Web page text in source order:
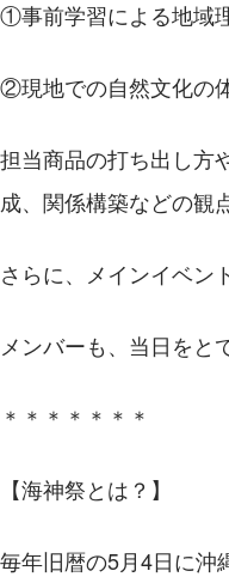
①事前学習による地域
②現地での自然文化の
担当商品の打ち出し方
成、関係構築などの観
さらに、メインイベン
メンバーも、当日をと
＊＊＊＊＊＊＊
【海神祭とは？】
毎年旧暦の5月4日に沖